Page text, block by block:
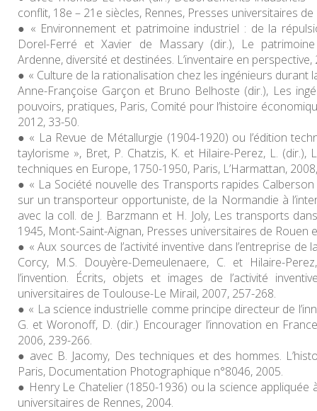
conflit, 18e – 21e siècles, Rennes, Presses universitaires de
« Environnement et patrimoine industriel : de la
Dorel-Ferré et Xavier de Massary (dir.), Le
Ardenne, diversité et destinées. L’inventaire en perspective,
« Culture de la rationalisation chez les ingénieurs durant
Anne-Françoise Garçon et Bruno Belhoste (dir.), Les
pouvoirs, pratiques, Paris, Comité pour l’histoire
2012, 33-50.
« La Revue de Métallurgie (1904-1920) ou l’édition
taylorisme », Bret, P. Chatzis, K. et Hilaire-Perez, L. (dir.),
techniques en Europe, 1750-1950, Paris, L’Harmattan,
« La Société nouvelle des Transports rapides
sur un transporteur opportuniste, de la Normandie à
avec la coll. de J. Barzmann et H. Joly, Les transports
1945, Mont-Saint-Aignan, Presses universitaires de Rouen
« Aux sources de l’activité inventive dans l’entreprise de
Corcy, M.S. Douyère-Demeulenaere, C. et Hilaire-
l’invention. Écrits, objets et images de l’activité
universitaires de Toulouse-Le Mirail, 2007, 257-268.
« La science industrielle comme principe directeur de
G. et Woronoff, D. (dir.) Encourager l’innovation en
2006, 239-266.
avec B. Jacomy, Des techniques et des hommes.
Paris, Documentation Photographique n°8046, 2005.
Henry Le Chatelier (1850-1936) ou la science appliquée
universitaires de Rennes, 2004.